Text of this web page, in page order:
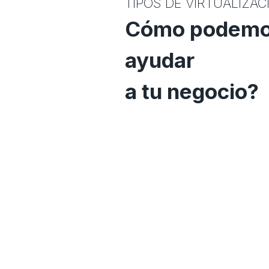
Cómo
ayudar
a tu negocio?